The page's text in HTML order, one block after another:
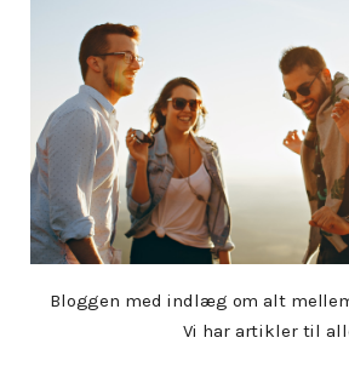
Bloggen med indlæg om alt
Vi har artikler til